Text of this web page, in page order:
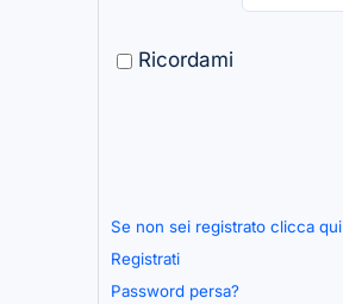
Ricordami
Se non sei registrato clicca qui
Registrati
Password persa?